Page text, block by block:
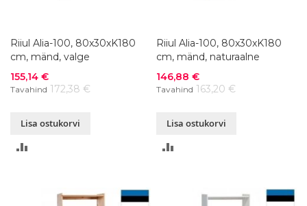
Riiul Alia-100, 80x30xK180
cm, mänd, valge
Soodushind
155,14 €
Tavahind 172,38 €
Lisa ostukorvi
Riiul Alia-100, 80x30xK180
cm, mänd, naturaalne
Soodushind
146,88 €
Tavahind 163,20 €
Lisa ostukorvi